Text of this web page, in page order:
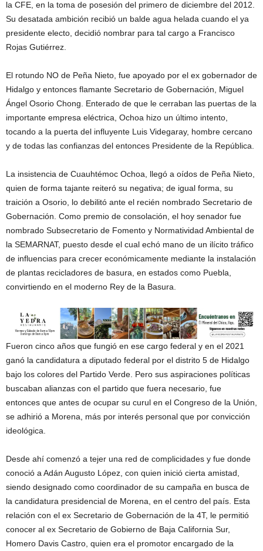
la CFE, en la toma de posesión del primero de diciembre del 2012.
Su desatada ambición recibió un balde agua helada cuando el ya
presidente electo, decidió nombrar para tal cargo a Francisco
Rojas Gutiérrez.
El rotundo NO de Peña Nieto, fue apoyado por el ex gobernador de
Hidalgo y entonces flamante Secretario de Gobernación, Miguel
Ángel Osorio Chong. Enterado de que le cerraban las puertas de la
importante empresa eléctrica, Ochoa hizo un último intento,
tocando a la puerta del influyente Luis Videgaray, hombre cercano
y de todas las confianzas del entonces Presidente de la República.
La insistencia de Cuauhtémoc Ochoa, llegó a oídos de Peña Nieto,
quien de forma tajante reiteró su negativa; de igual forma, su
traición a Osorio, lo debilitó ante el recién nombrado Secretario de
Gobernación. Como premio de consolación, el hoy senador fue
nombrado Subsecretario de Fomento y Normatividad Ambiental de
la SEMARNAT, puesto desde el cual echó mano de un ilícito tráfico
de influencias para crecer económicamente mediante la instalación
de plantas recicladores de basura, en estados como Puebla,
convirtiendo en el moderno Rey de la Basura.
Fueron cinco años que fungió en ese cargo federal y en el 2021
ganó la candidatura a diputado federal por el distrito 5 de Hidalgo
bajo los colores del Partido Verde. Pero sus aspiraciones políticas
buscaban alianzas con el partido que fuera necesario, fue
entonces que antes de ocupar su curul en el Congreso de la Unión,
se adhirió a Morena, más por interés personal que por convicción
ideológica.
Desde ahí comenzó a tejer una red de complicidades y fue donde
conoció a Adán Augusto López, con quien inició cierta amistad,
siendo designado como coordinador de su campaña en busca de
la candidatura presidencial de Morena, en el centro del país. Esta
relación con el ex Secretario de Gobernación de la 4T, le permitió
conocer al ex Secretario de Gobierno de Baja California Sur,
Homero Davis Castro, quien era el promotor encargado de la